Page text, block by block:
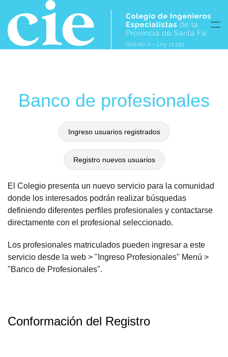
Skip to main content
Banco de profesionales
Ingreso usuarios registrados
Registro nuevos usuarios
El Colegio presenta un nuevo servicio para la comunidad
donde los interesados podrán realizar búsquedas
definiendo diferentes perfiles profesionales y contactarse
directamente con el profesional seleccionado.
Los profesionales matriculados pueden ingresar a este
servicio desde la web > "Ingreso Profesionales" Menú >
"Banco de Profesionales".
Conformación del Registro